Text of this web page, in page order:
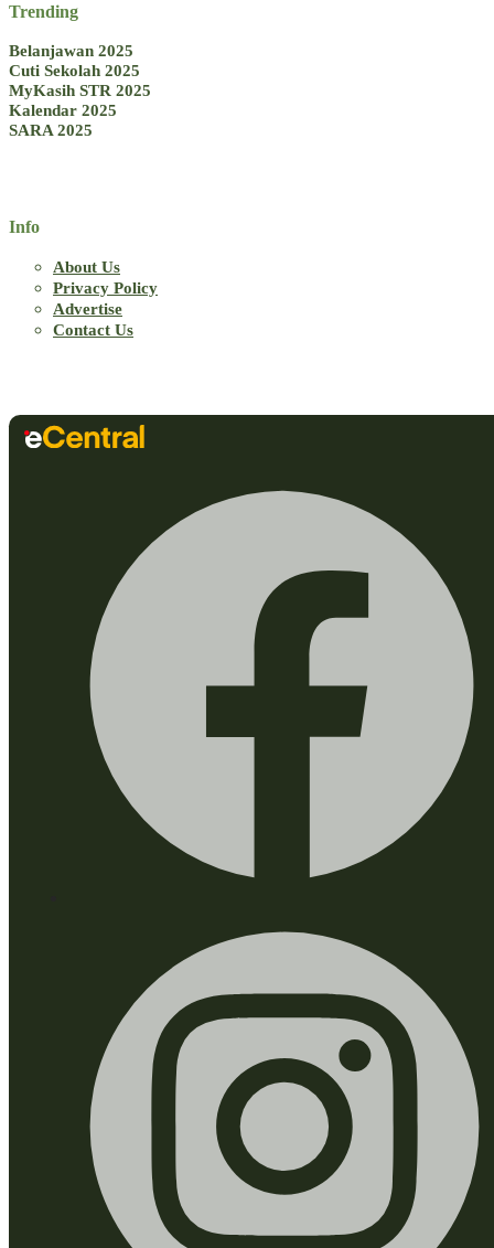
Trending
Belanjawan 2025
Cuti Sekolah 2025
MyKasih STR 2025
Kalendar 2025
SARA 2025
Info
About Us
Privacy Policy
Advertise
Contact Us